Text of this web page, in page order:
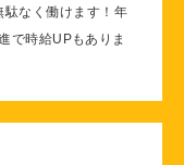
駄なく働けます！年
で時給UPもありま